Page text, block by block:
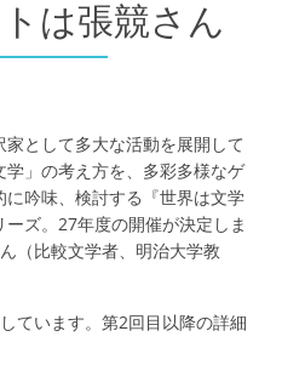
は張競さん
として多大な活動を展開して
」の考え方を、多彩多様なゲ
吟味、検討する『世界は文学
ズ。27年度の開催が決定しま
（比較文学者、明治大学教
ています。第2回目以降の詳細